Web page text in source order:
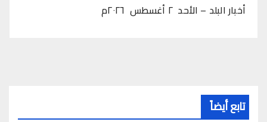
أخبار البلد – الأحد ٢ أغسطس ٢٠٢٦م
تابع أيضاً